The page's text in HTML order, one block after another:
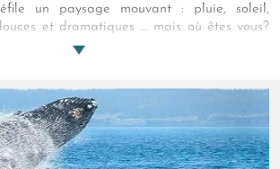
un paysage mouvant : pluie, soleil,
et dramatiques ... mais où êtes vous?
par l'Histoire et les légendes, partout,
rythmé par de nombreuses rencontres et
soirées dans des pubs animés !